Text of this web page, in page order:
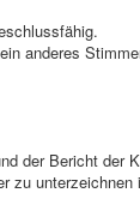
anderes
der Bericht der
zu